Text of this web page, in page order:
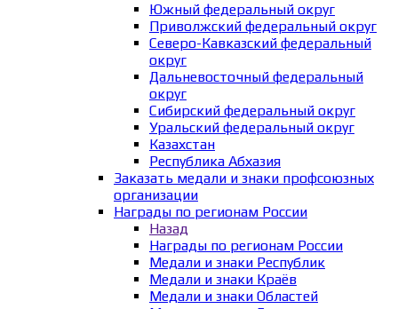
Южный федеральный округ
Приволжский федеральный округ
Северо-Кавказский федеральный
округ
Дальневосточный федеральный
округ
Сибирский федеральный округ
Уральский федеральный округ
Казахстан
Республика Абхазия
Заказать медали и знаки профсоюзных
организации
Награды по регионам России
Назад
Награды по регионам России
Медали и знаки Республик
Медали и знаки Краёв
Медали и знаки Областей